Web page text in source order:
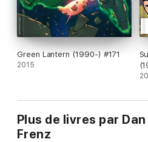
Green Lantern (1990-) #171
2015
Plus de livres par
Frenz